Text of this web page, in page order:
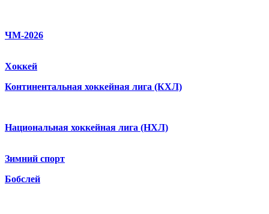
ЧМ-2026
Хоккей
Континентальная хоккейная лига (КХЛ)
Национальная хоккейная лига (НХЛ)
Зимний спорт
Бобслей